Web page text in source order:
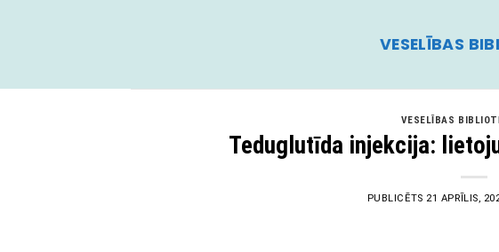
VESELĪBAS
VESELĪBAS
Teduglutīda injekcija:
PUBLICĒTS 21 APRĪLIS,